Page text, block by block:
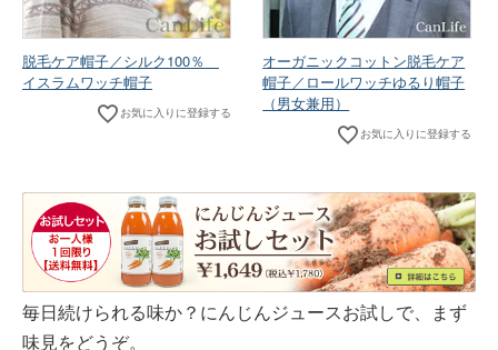
脱毛ケア帽子／シルク100％
イスラムワッチ帽子
お気に入りに登録する
オーガニックコットン脱毛ケア
帽子／ロールワッチゆるり帽子
（男女兼用）
お気に入りに登録する
毎日続けられる味か？にんじんジュースお試しで、まず
味見をどうぞ。